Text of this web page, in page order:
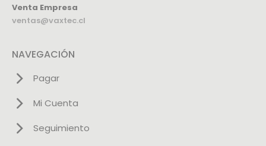
Venta Empresa
ventas@vaxtec.cl
NAVEGACIÓN
Pagar
Mi Cuenta
Seguimiento